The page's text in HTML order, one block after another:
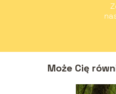
Może Cię